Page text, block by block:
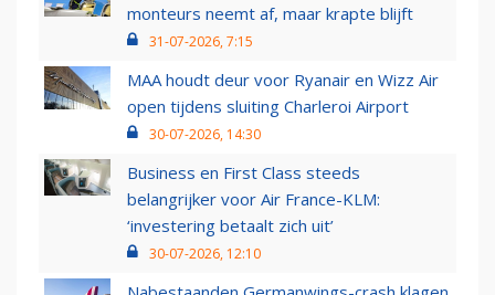
monteurs neemt af, maar krapte blijft
31-07-2026, 7:15
MAA houdt deur voor Ryanair en Wizz Air
open tijdens sluiting Charleroi Airport
30-07-2026, 14:30
Business en First Class steeds
belangrijker voor Air France-KLM:
‘investering betaalt zich uit’
30-07-2026, 12:10